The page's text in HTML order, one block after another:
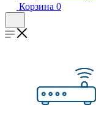
Корзина 0